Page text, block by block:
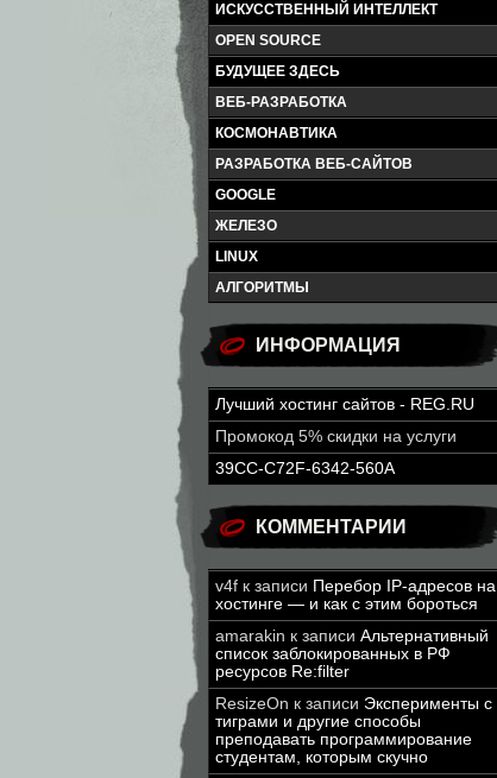
ИСКУССТВЕННЫЙ ИНТЕЛЛЕКТ
OPEN SOURCE
БУДУЩЕЕ ЗДЕСЬ
ВЕБ-РАЗРАБОТКА
КОСМОНАВТИКА
РАЗРАБОТКА ВЕБ-САЙТОВ
GOOGLE
ЖЕЛЕЗО
LINUX
АЛГОРИТМЫ
ИНФОРМАЦИЯ
Лучший хостинг сайтов - REG.RU
Промокод 5% скидки на услуги
39CC-C72F-6342-560A
КОММЕНТАРИИ
v4f к записи Перебор IP-адресов на
хостинге — и как с этим бороться
amarakin к записи Альтернативный
список заблокированных в РФ
ресурсов Re:filter
ResizeOn к записи Эксперименты с
тиграми и другие способы
преподавать программирование
студентам, которым скучно